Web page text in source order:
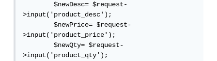
        $newDesc= $request-
>input('product_desc');
        $newPrice= $request-
>input('product_price');
        $newQty= $request-
>input('product_qty');